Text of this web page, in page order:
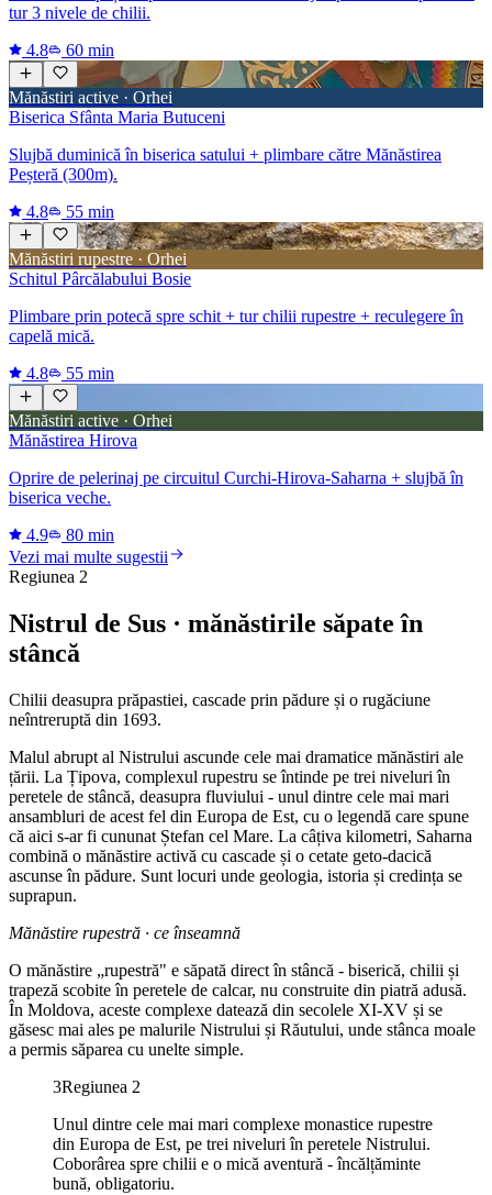
tur 3 nivele de chilii.
4.8
60 min
Mănăstiri active · Orhei
Biserica Sfânta Maria Butuceni
Slujbă duminică în biserica satului + plimbare către Mănăstirea
Peșteră (300m).
4.8
55 min
Mănăstiri rupestre · Orhei
Schitul Pârcălabului Bosie
Plimbare prin potecă spre schit + tur chilii rupestre + reculegere în
capelă mică.
4.8
55 min
Mănăstiri active · Orhei
Mănăstirea Hirova
Oprire de pelerinaj pe circuitul Curchi-Hirova-Saharna + slujbă în
biserica veche.
4.9
80 min
Vezi mai multe sugestii
Regiunea 2
Nistrul de Sus · mănăstirile săpate în
stâncă
Chilii deasupra prăpastiei, cascade prin pădure și o rugăciune
neîntreruptă din 1693.
Malul abrupt al Nistrului ascunde cele mai dramatice mănăstiri ale
țării. La Țipova, complexul rupestru se întinde pe trei niveluri în
peretele de stâncă, deasupra fluviului - unul dintre cele mai mari
ansambluri de acest fel din Europa de Est, cu o legendă care spune
că aici s-ar fi cununat Ștefan cel Mare. La câțiva kilometri, Saharna
combină o mănăstire activă cu cascade și o cetate geto-dacică
ascunse în pădure. Sunt locuri unde geologia, istoria și credința se
suprapun.
Mănăstire rupestră · ce înseamnă
O mănăstire „rupestră" e săpată direct în stâncă - biserică, chilii și
trapeză scobite în peretele de calcar, nu construite din piatră adusă.
În Moldova, aceste complexe datează din secolele XI-XV și se
găsesc mai ales pe malurile Nistrului și Răutului, unde stânca moale
a permis săparea cu unelte simple.
3Regiunea 2
Unul dintre cele mai mari complexe monastice rupestre
din Europa de Est, pe trei niveluri în peretele Nistrului.
Coborârea spre chilii e o mică aventură - încălțăminte
bună, obligatoriu.